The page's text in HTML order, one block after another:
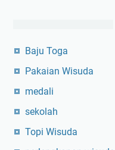
Baju Toga
Pakaian Wisuda
medali
sekolah
Topi Wisuda